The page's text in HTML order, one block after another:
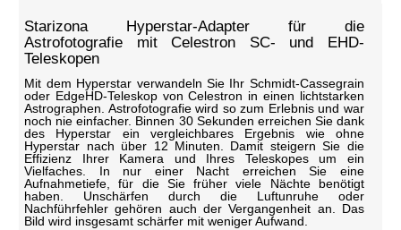
Starizona Hyperstar-Adapter für die
Astrofotografie mit Celestron SC- und EHD-
Teleskopen
Mit dem Hyperstar verwandeln Sie Ihr Schmidt-Cassegrain
oder EdgeHD-Teleskop von Celestron in einen lichtstarken
Astrographen. Astrofotografie wird so zum Erlebnis und war
noch nie einfacher. Binnen 30 Sekunden erreichen Sie dank
des Hyperstar ein vergleichbares Ergebnis wie ohne
Hyperstar nach über 12 Minuten. Damit steigern Sie die
Effizienz Ihrer Kamera und Ihres Teleskopes um ein
Vielfaches. In nur einer Nacht erreichen Sie eine
Aufnahmetiefe, für die Sie früher viele Nächte benötigt
haben. Unschärfen durch die Luftunruhe oder
Nachführfehler gehören auch der Vergangenheit an. Das
Bild wird insgesamt schärfer mit weniger Aufwand.